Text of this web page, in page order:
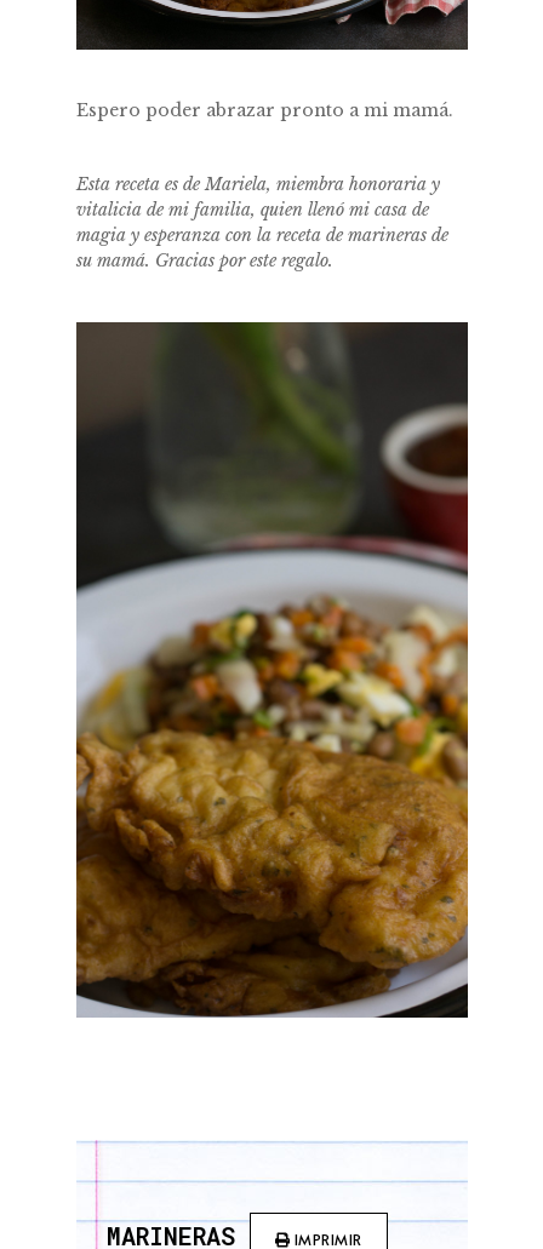
Espero poder abrazar pronto a mi mamá.
Esta receta es de Mariela, miembra honoraria y
vitalicia de mi familia, quien llenó mi casa de
magia y esperanza con la receta de marineras de
su mamá. Gracias por este regalo.
MARINERAS IMPRIMIR